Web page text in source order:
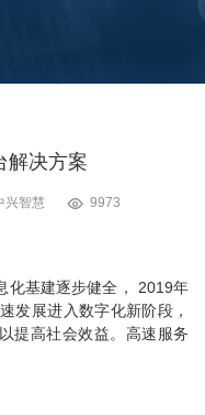
解决方案
兴智慧 9973
化基建逐步健全， 2019年
发展进入数字化新阶段，
提高社会效益。高速服务